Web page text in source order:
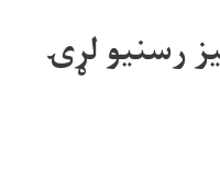
رسنیو لړۍ